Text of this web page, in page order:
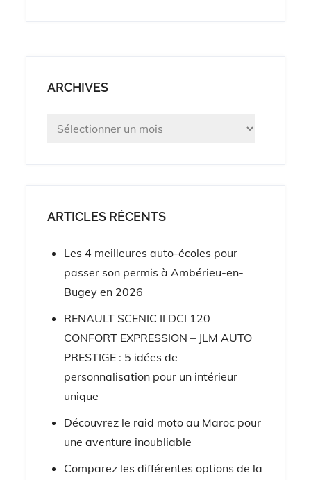
ARCHIVES
Archives
ARTICLES RÉCENTS
Les 4 meilleures auto-écoles pour
passer son permis à Ambérieu-en-
Bugey en 2026
RENAULT SCENIC II DCI 120
CONFORT EXPRESSION – JLM AUTO
PRESTIGE : 5 idées de
personnalisation pour un intérieur
unique
Découvrez le raid moto au Maroc pour
une aventure inoubliable
Comparez les différentes options de la